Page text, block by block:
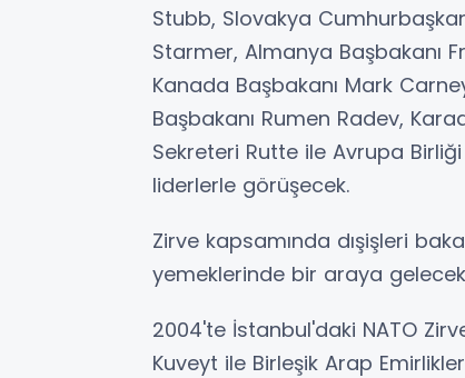
Stubb, Slovakya
Starmer, Almanya Başbakanı
Kanada Başbakanı Mark
Başbakanı Rumen Radev,
Sekreteri Rutte ile Avrupa
liderlerle görüşecek.
Zirve kapsamında dışişleri
yemeklerinde bir araya
2004'te İstanbul'daki NATO
Kuveyt ile Birleşik Arap